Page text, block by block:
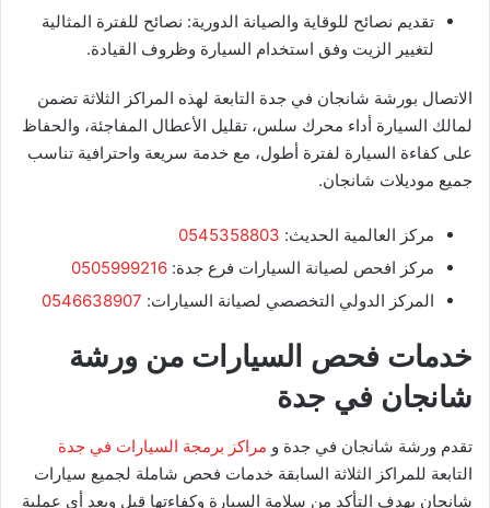
تقديم نصائح للوقاية والصيانة الدورية: نصائح للفترة المثالية
لتغيير الزيت وفق استخدام السيارة وظروف القيادة.
الاتصال بورشة شانجان في جدة التابعة لهذه المراكز الثلاثة تضمن
لمالك السيارة أداء محرك سلس، تقليل الأعطال المفاجئة، والحفاظ
على كفاءة السيارة لفترة أطول، مع خدمة سريعة واحترافية تناسب
جميع موديلات شانجان.
مركز العالمية الحديث: 0545358803
مركز افحص لصيانة السيارات فرع جدة: 0505999216
المركز الدولي التخصصي لصيانة السيارات: 0546638907
خدمات فحص السيارات من ورشة
شانجان في جدة
تقدم ورشة شانجان في جدة و مراكز برمجة السيارات في جدة
التابعة للمراكز الثلاثة السابقة خدمات فحص شاملة لجميع سيارات
شانجان بهدف التأكد من سلامة السيارة وكفاءتها قبل وبعد أي عملية